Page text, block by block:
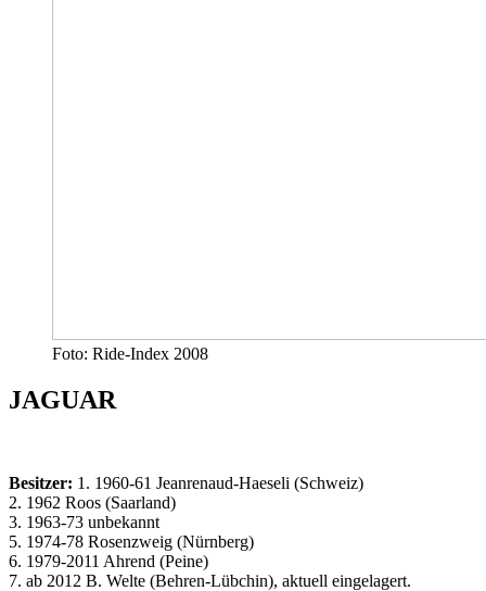
Foto: Ride-Index 2008
JAGUAR
Besitzer: 1. 1960-61 Jeanrenaud-Haeseli (Schweiz)
2. 1962 Roos (Saarland)
3. 1963-73 unbekannt
5. 1974-78 Rosenzweig (Nürnberg)
6. 1979-2011 Ahrend (Peine)
7. ab 2012 B. Welte (Behren-Lübchin), aktuell eingelagert.